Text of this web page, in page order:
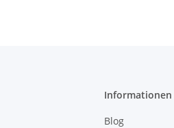
Informationen
Blog